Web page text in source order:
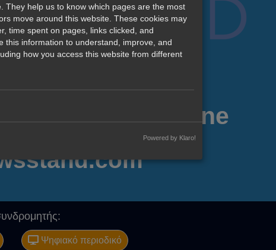
Magazines Online
Ψηφιακό περιοδικό
They help us to know which pages are the most
move around this website. These cookies may
time spent on pages, links clicked, and
this information to understand, improve, and
how you access this website from different
Powered by Klaro!